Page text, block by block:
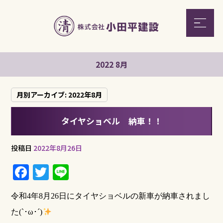
2022 8月
月別アーカイブ: 2022年8月
タイヤショベル 納車！！
投稿日 2022年8月26日
F
a
c
T
w
it
n
e
令和4年8月26日にタイヤショベルの新車が納車されまし
た(`･ω･´)